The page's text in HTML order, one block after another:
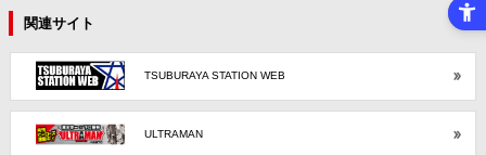
関連サイト
TSUBURAYA STATION WEB
ULTRAMAN